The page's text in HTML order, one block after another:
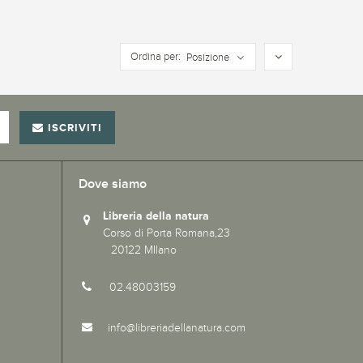
Ordina per: Posizione
ISCRIVITI
Dove siamo
Libreria della natura
Corso di Porta Romana,23
20122 MIlano
02.48003159
info@libreriadellanatura.com